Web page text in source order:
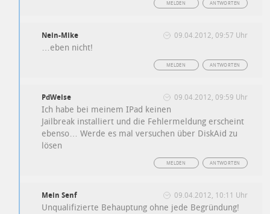
ANTWORTEN
MELDEN
Nein-Mike 09.04.2012, 09:57 Uhr
…eben nicht!
ANTWORTEN
MELDEN
PdWeise 09.04.2012, 09:59 Uhr
Ich habe bei meinem IPad keinen
Jailbreak installiert und die Fehlermeldung erscheint
ebenso… Werde es mal versuchen über DiskAid zu
lösen
ANTWORTEN
MELDEN
Mein Senf 09.04.2012, 10:11 Uhr
Unqualifizierte Behauptung ohne jede Begründung!